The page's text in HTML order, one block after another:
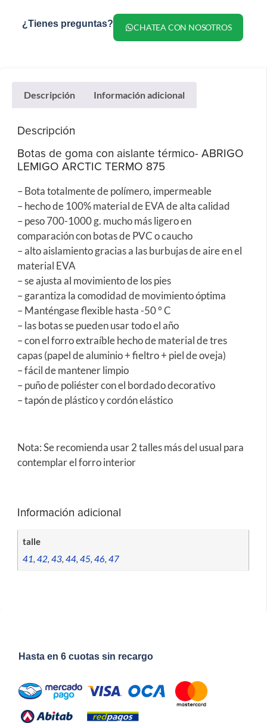
¿Tienes preguntas? CHATEA CON NOSOTROS
Descripción Información adicional
Descripción
Botas de goma con aislante térmico- ABRIGO
LEMIGO ARCTIC TERMO 875
– Bota totalmente de polímero, impermeable
– hecho de 100% material de EVA de alta calidad
– peso 700-1000 g. mucho más ligero en
comparación con botas de PVC o caucho
– alto aislamiento gracias a las burbujas de aire en el
material EVA
– se ajusta al movimiento de los pies
– garantiza la comodidad de movimiento óptima
– Manténgase flexible hasta -50 ° C
– las botas se pueden usar todo el año
– con el forro extraíble hecho de material de tres
capas (papel de aluminio + fieltro + piel de oveja)
– fácil de mantener limpio
– puño de poliéster con el bordado decorativo
– tapón de plástico y cordón elástico
Nota: Se recomienda usar 2 talles más del usual para
contemplar el forro interior
Información adicional
talle
41, 42, 43, 44, 45, 46, 47
Hasta en 6 cuotas sin recargo